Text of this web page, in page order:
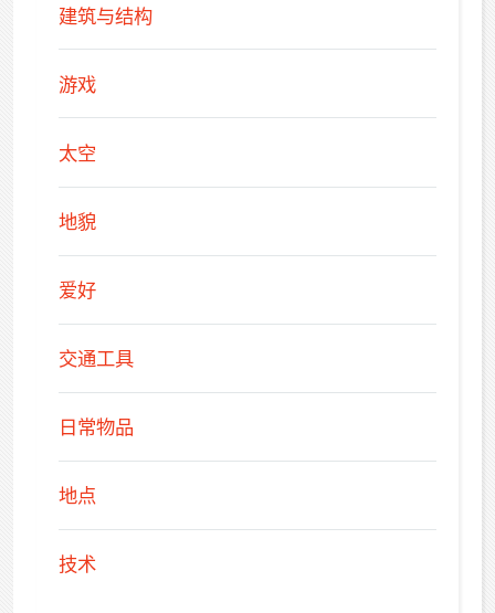
建筑与结构
游戏
太空
地貌
爱好
交通工具
日常物品
地点
技术